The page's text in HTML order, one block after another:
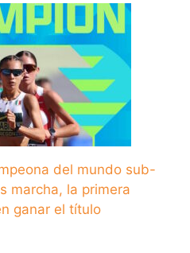
del mundo sub-
marcha, la primera
ganar el título